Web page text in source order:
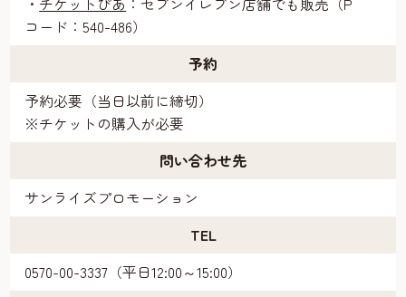
コード：540-486）
予約
予約必要（当日以前に締切）
※チケットの購入が必要
問い合わせ先
サンライズプロモーション
TEL
0570-00-3337（平日12:00～15:00）